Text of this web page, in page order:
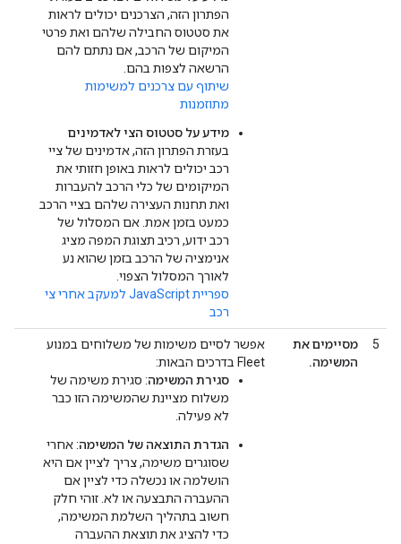
הפתרון הזה, הצרכנים יכולים לראות
את סטטוס החבילה שלהם ואת פרטי
המיקום של הרכב, אם נתתם להם
הרשאה לצפות בהם.
שיתוף עם צרכנים למשימות
מתוזמנות
מידע על סטטוס הצי לאדמינים
בעזרת הפתרון הזה, אדמינים של ציי
רכב יכולים לראות באופן חזותי את
המיקומים של כלי הרכב להעברות
ואת תחנות העצירה שלהם בציי הרכב
כמעט בזמן אמת. אם המסלול של
רכב ידוע, רכיב תצוגת המפה מציג
אנימציה של הרכב בזמן שהוא נע
לאורך המסלול הצפוי.
ספריית JavaScript למעקב אחרי צי
רכב
5
מסיימים את
המשימה.
אפשר לסיים משימות של משלוחים במנוע
Fleet בדרכים הבאות:
סגירת המשימה: סגירת משימה של
משלוח מציינת שהמשימה הזו כבר
לא פעילה.
הגדרת התוצאה של המשימה: אחרי
שסוגרים משימה, צריך לציין אם היא
הושלמה או נכשלה כדי לציין אם
ההעברה התבצעה או לא. זוהי חלק
חשוב בתהליך השלמת המשימה,
כדי להציג את תוצאת ההעברה